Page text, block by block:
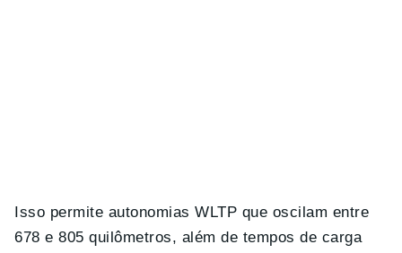
Isso permite autonomias WLTP que oscilam entre
678 e 805 quilômetros, além de tempos de carga